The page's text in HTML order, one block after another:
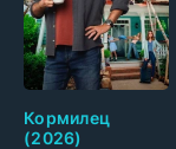
Кормилец
(2026)